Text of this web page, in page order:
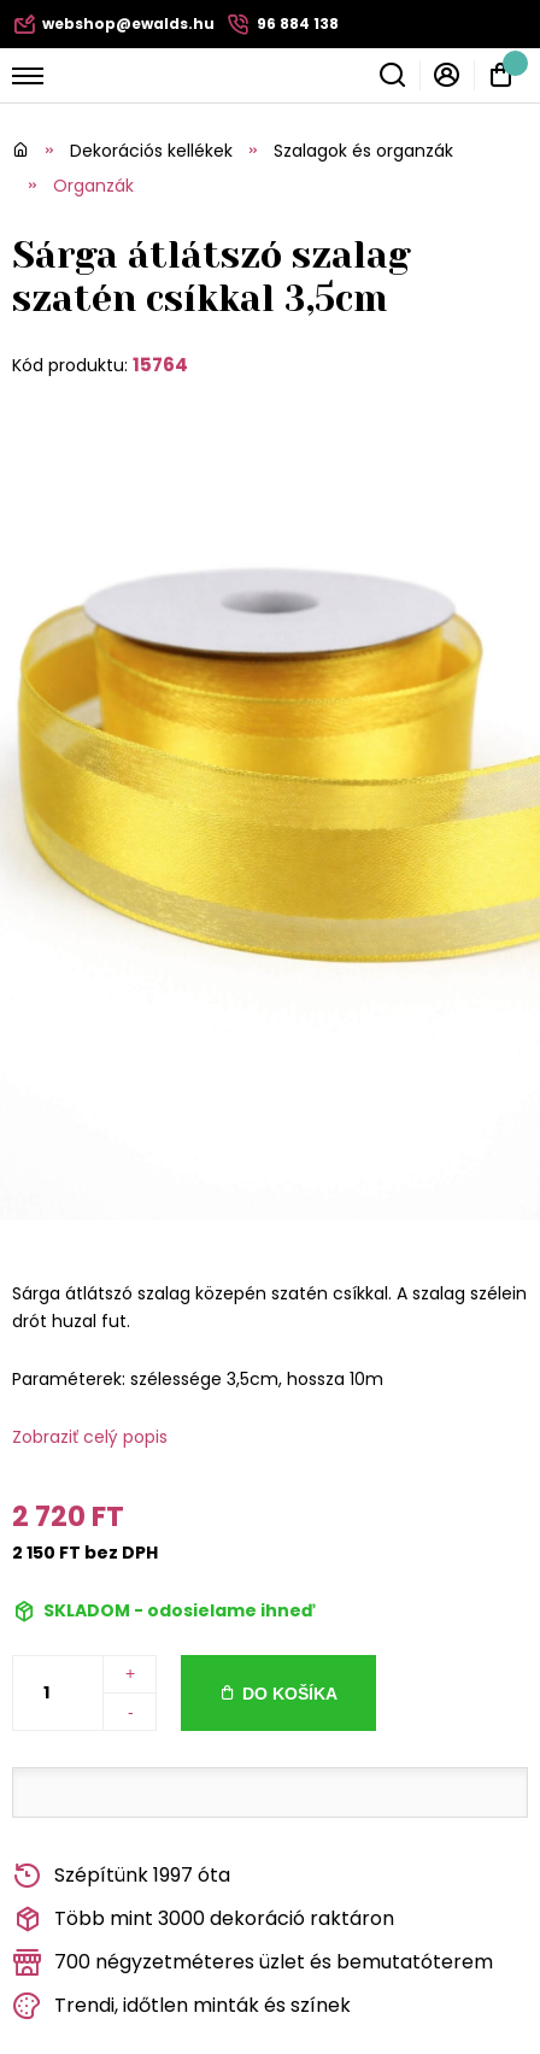
webshop@ewalds.hu 96 884 138
Dekorációs kellékek
Szalagok és organzák
Organzák
Sárga átlátszó szalag
szatén csíkkal 3,5cm
Kód produktu: 15764
Sárga átlátszó szalag közepén szatén csíkkal. A szalag szélein
drót huzal fut.
Paraméterek: szélessége 3,5cm, hossza 10m
Zobraziť celý popis
2 720 FT
2 150 FT bez DPH
SKLADOM - odosielame ihneď
+
-
DO KOŠÍKA
Szépítünk 1997 óta
Több mint 3000 dekoráció raktáron
700 négyzetméteres üzlet és bemutatóterem
Trendi, időtlen minták és színek